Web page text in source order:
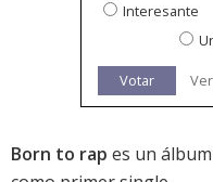
Interesante
Votar
Born to rap es un